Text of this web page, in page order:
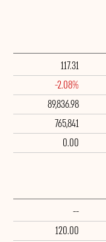
117.31
-2.08%
89,836.98
765,841
0.00
--
120.00